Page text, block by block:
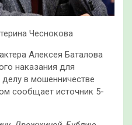
Чеснокова
Алексея Баталова
наказания для
в мошенничестве
сообщает источник 5-